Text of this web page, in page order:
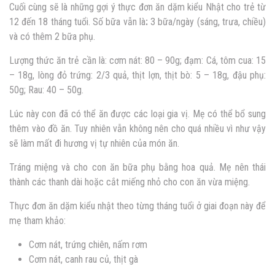
Cuối cùng sẽ là những gợi ý thực đơn ăn dặm kiểu Nhật cho trẻ từ
12 đến 18 tháng tuổi. Số bữa vẫn là: 3 bữa/ngày (sáng, trưa, chiều)
và có thêm 2 bữa phụ.
Lượng thức ăn trẻ cần là: cơm nát: 80 – 90g; đạm: Cá, tôm cua: 15
– 18g, lòng đỏ trứng: 2/3 quả, thịt lợn, thịt bò: 5 – 18g, đậu phụ:
50g; Rau: 40 – 50g.
Lúc này con đã có thể ăn được các loại gia vị. Mẹ có thể bổ sung
thêm vào đồ ăn. Tuy nhiên vẫn không nên cho quá nhiều vì như vậy
sẽ làm mất đi hương vị tự nhiên của món ăn.
Tráng miệng và cho con ăn bữa phụ bằng hoa quả. Mẹ nên thái
thành các thanh dài hoặc cắt miếng nhỏ cho con ăn vừa miệng.
Thực đơn ăn dặm kiểu nhật theo từng tháng tuổi ở giai đoạn này để
mẹ tham khảo:
Cơm nát, trứng chiên, nấm rơm
Cơm nát, canh rau củ, thịt gà